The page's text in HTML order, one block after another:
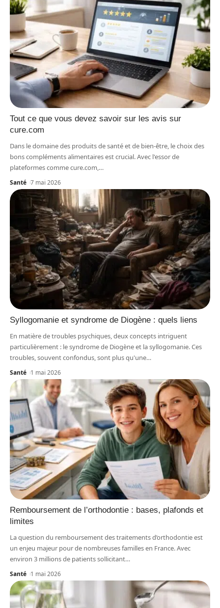
Tout ce que vous devez savoir sur les avis sur
cure.com
Dans le domaine des produits de santé et de bien-être, le choix des
bons compléments alimentaires est crucial. Avec l'essor de
plateformes comme cure.com,…
Santé 7 mai 2026
Syllogomanie et syndrome de Diogène : quels liens
En matière de troubles psychiques, deux concepts intriguent
particulièrement : le syndrome de Diogène et la syllogomanie. Ces
troubles, souvent confondus, sont plus qu'une…
Santé 1 mai 2026
Remboursement de l’orthodontie : bases, plafonds et
limites
La question du remboursement des traitements d’orthodontie est
un enjeu majeur pour de nombreuses familles en France. Avec
environ 3 millions de patients sollicitant…
Santé 1 mai 2026